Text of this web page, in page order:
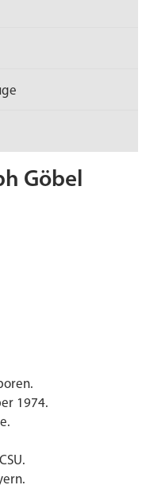
Göbel
1974.